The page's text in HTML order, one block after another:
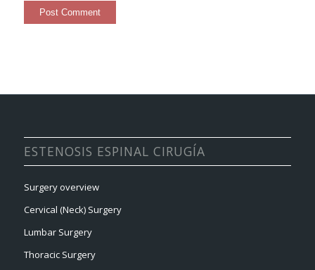
ESTENOSIS ESPINAL CIRUGÍA
Surgery overview
Cervical (Neck) Surgery
Lumbar Surgery
Thoracic Surgery